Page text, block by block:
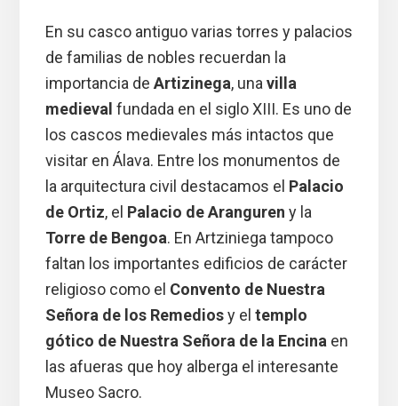
En su casco antiguo varias torres y palacios
de familias de nobles recuerdan la
importancia de Artizinega, unavilla
medieval fundada en el siglo XIII. Es uno de
los cascos medievales más intactos que
visitar en Álava. Entre los monumentos de
la arquitectura civil destacamos el Palacio
de Ortiz, el Palacio de Aranguren y la
Torre de Bengoa. En Artziniega tampoco
faltan los importantes edificios de carácter
religioso como el Convento de Nuestra
Señora de los Remediosy el templo
gótico de Nuestra Señora de la Encinaen
las afueras que hoy alberga el interesante
Museo Sacro.